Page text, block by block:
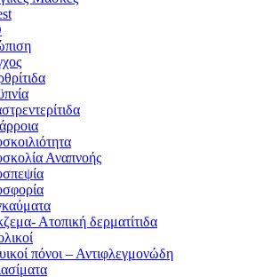
Αναπνοής
Ατοπική δερματίτιδα
πόνοι – Αντιφλεγμονώδη